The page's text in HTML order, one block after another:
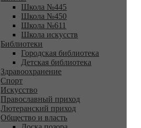
Школа №445
Школа №450
Школа №611
Школа искусств
Библиотеки
Городская библиотека
Детская библиотека
Здравоохранение
Спорт
Искусство
Православный приход
Лютеранский приход
Общество и власть